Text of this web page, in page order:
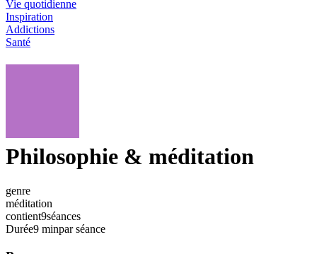
Vie quotidienne
Inspiration
Addictions
Santé
Philosophie & méditation
genre
méditation
contient9séances
Durée9 minpar séance